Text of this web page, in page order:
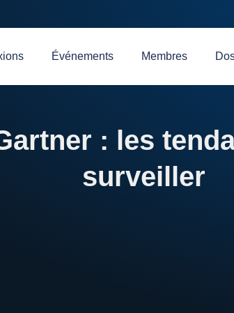
Événements Membres
: les
surveiller